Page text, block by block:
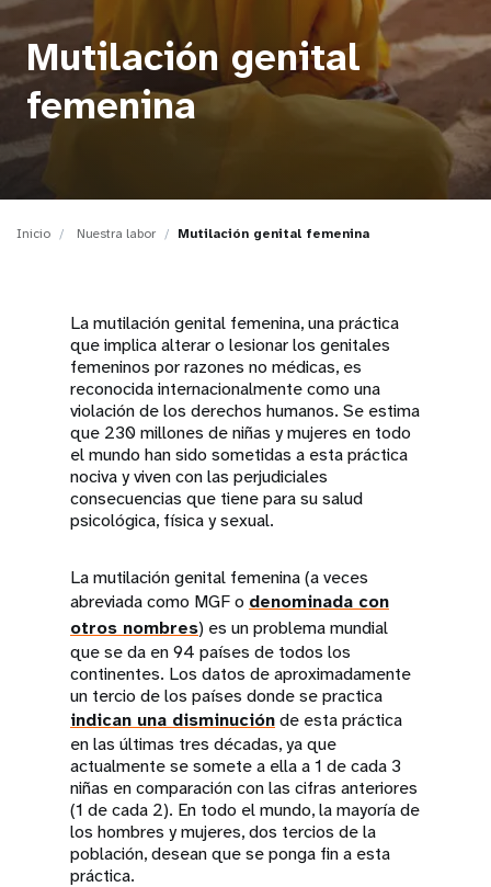
t
i
o
n
Mutilación genital
femenina
Inicio Nuestra labor Mutilación genital femenina
La mutilación genital femenina, una práctica
que implica alterar o lesionar los genitales
femeninos por razones no médicas, es
reconocida internacionalmente como una
violación de los derechos humanos. Se estima
que 230 millones de niñas y mujeres en todo
el mundo han sido sometidas a esta práctica
nociva y viven con las perjudiciales
consecuencias que tiene para su salud
psicológica, física y sexual.
La mutilación genital femenina (a veces
abreviada como MGF o denominada con
otros nombres) es un problema mundial
que se da en 94 países de todos los
continentes. Los datos de aproximadamente
un tercio de los países donde se practica
indican una disminuciónde esta práctica
en las últimas tres décadas, ya que
actualmente se somete a ella a 1 de cada 3
niñas en comparación con las cifras anteriores
(1 de cada 2). En todo el mundo, la mayoría de
los hombres y mujeres, dos tercios de la
población, desean que se ponga fin a esta
práctica.